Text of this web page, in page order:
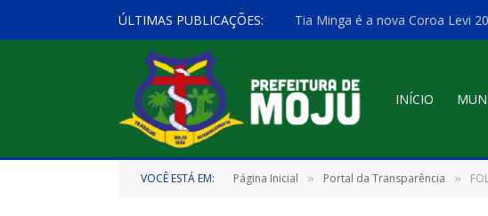
ÚLTIMAS PUBLICAÇÕES: Tia Minga é a nova Coroa Levi
INÍCIO
VOCÊ ESTÁ EM: Página Inicial » Portal da Transparência »